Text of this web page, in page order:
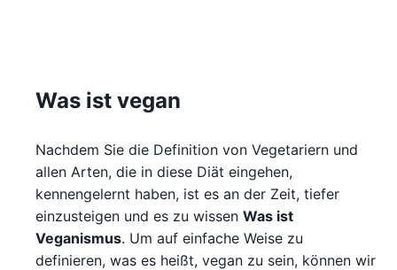
Was ist vegan
Nachdem Sie die Definition von Vegetariern und
allen Arten, die in diese Diät eingehen,
kennengelernt haben, ist es an der Zeit, tiefer
einzusteigen und es zu wissen Was ist
Veganismus. Um auf einfache Weise zu
definieren, was es heißt, vegan zu sein, können wir